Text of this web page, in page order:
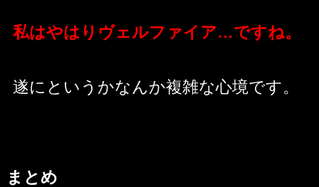
私はやはりヴェルファイア…ですね。
遂にというかなんか複雑な心境です。
まとめ